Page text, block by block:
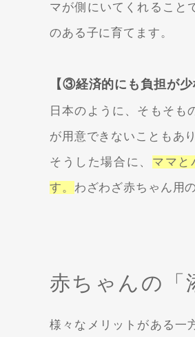
マが側にいてくれること
のある子に育てます。
【③経済的にも負担が少
日本のように、そもそも
が用意できないこともあ
そうした場合に、 ママと
す。 わざわざ赤ちゃん用
赤ちゃんの「
様々なメリットがある一